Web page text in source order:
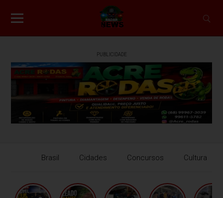
PUBLICIDADE
Brasil Cidades Concursos Cultura